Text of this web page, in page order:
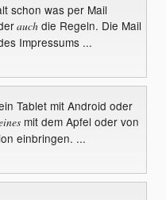
schon was per Mail
auchdie Regeln. Die Mail
Impressums ...
Tablet mit Android oder
mit dem Apfel oder von
einbringen. ...